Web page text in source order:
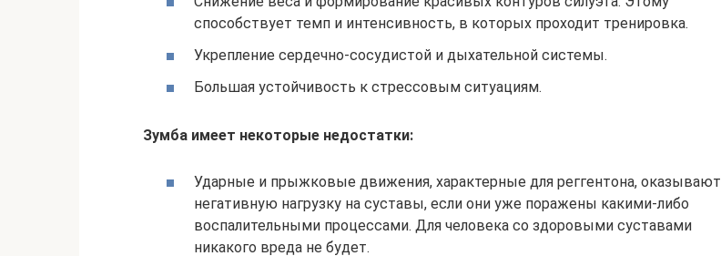
способствует темп и интенсивность, в которых проходит тренировка.
Укрепление сердечно-сосудистой и дыхательной системы.
Большая устойчивость к стрессовым ситуациям.
Зумба имеет некоторые недостатки:
Ударные и прыжковые движения, характерные для реггентона, оказывают
негативную нагрузку на суставы, если они уже поражены какими-либо
воспалительными процессами. Для человека со здоровыми суставами
никакого вреда не будет.